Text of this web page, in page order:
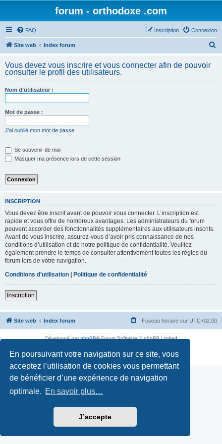
En poursuivant votre navigation sur ce site, vous
acceptez l’utilisation de cookies vous permettant
de bénéficier d’une expérience de navigation
optimale. En savoir plus…
J’accepte
forum - orthodoxe .com
FAQ Connexion
Inscription
Site web Index forum
h
Vous devez vous inscrire et vous connecter afin de pouvoir
consulter le profil des utilisateurs.
Nom d’utilisateur :
Mot de passe :
J’ai oublié mon mot de passe
Se souvenir de moi
Masquer ma présence lors de cette session
INSCRIPTION
Vous devez être inscrit avant de pouvoir vous connecter. L’inscription est
rapide et vous offre de nombreux avantages. Les administrateurs du forum
peuvent accorder des fonctionnalités supplémentaires aux utilisateurs inscrits.
Avant de vous inscrire, assurez-vous d’avoir pris connaissance de nos
conditions d’utilisation et de notre politique de confidentialité. Veuillez
également prendre le temps de consulter attentivement toutes les règles du
forum lors de votre navigation.
Conditions d’utilisation | Politique de confidentialité
Inscription
Site web Index forum Fuseau horaire sur UTC+02:00
Développé parphpBB® Forum Software © phpBB Limited
Confidentialité| Conditions